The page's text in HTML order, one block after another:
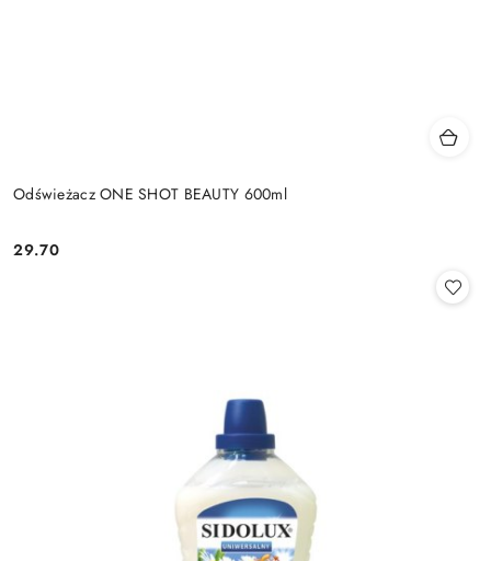
Odświeżacz ONE SHOT BEAUTY 600ml
Cena:
29.70